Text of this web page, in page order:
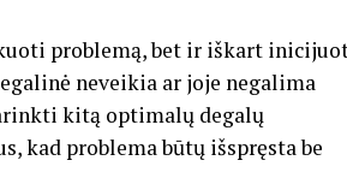
problemą, bet ir iškart
neveikia ar joje negalima
kitą optimalų degalų
kad problema būtų išspręsta be